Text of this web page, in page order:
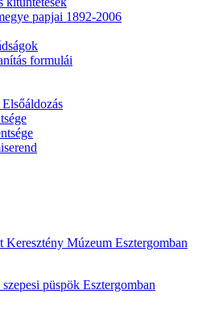
papjai 1892-2006
formulái
Múzeum Esztergomban
püspök Esztergomban